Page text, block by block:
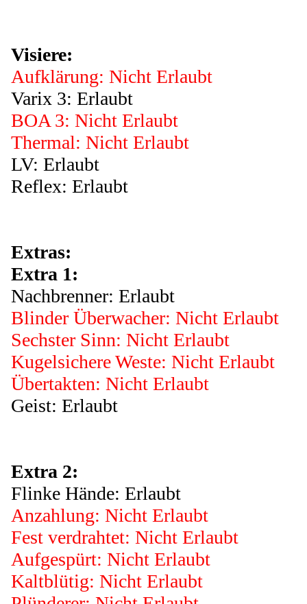
Visiere:
Aufklärung: Nicht Erlaubt
Varix 3: Erlaubt
BOA 3: Nicht Erlaubt
Thermal: Nicht Erlaubt
LV: Erlaubt
Reflex: Erlaubt
Extras:
Extra 1:
Nachbrenner: Erlaubt
Blinder Überwacher: Nicht Erlaubt
Sechster Sinn: Nicht Erlaubt
Kugelsichere Weste: Nicht Erlaubt
Übertakten: Nicht Erlaubt
Geist: Erlaubt
Extra 2:
Flinke Hände: Erlaubt
Anzahlung: Nicht Erlaubt
Fest verdrahtet: Nicht Erlaubt
Aufgespürt: Nicht Erlaubt
Kaltblütig: Nicht Erlaubt